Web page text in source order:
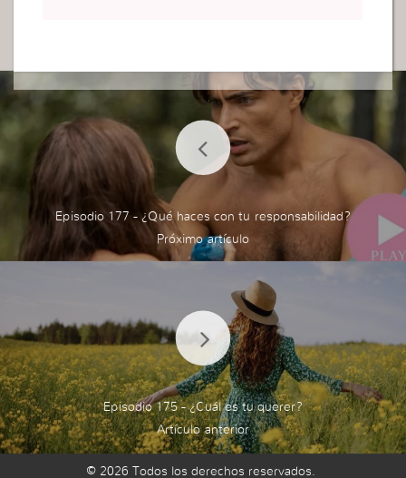
eans to iciness without any spooky side effects,
CBD gummies are worth trying. Unbiased provok
e steadfast you get a eminence trade name with
third-party testing!
Episodio 177 - ¿Qué haces con tu responsabilidad?
Episodio 175 - ¿Cuál es tu querer?
© 2026 Todos los derechos reservados.